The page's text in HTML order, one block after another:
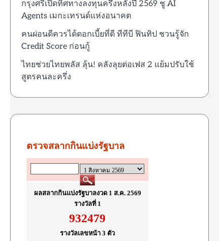
กรุงศรีเปิดทิศทางลงทุนครึ่งหลังปี 2569 ชู AI
Agents เมกะเทรนด์แห่งอนาคต
คนผ่อนดีควรได้ดอกเบี้ยที่ดี ทีทีบี ฟินทิป ชวนรู้จัก
Credit Score ก่อนกู้
ไทยช่วยไทยพลัส ลุ้น! คลังลุยต่อเฟส 2 แย้มปรับใช้
สูตรคนละครึ่ง